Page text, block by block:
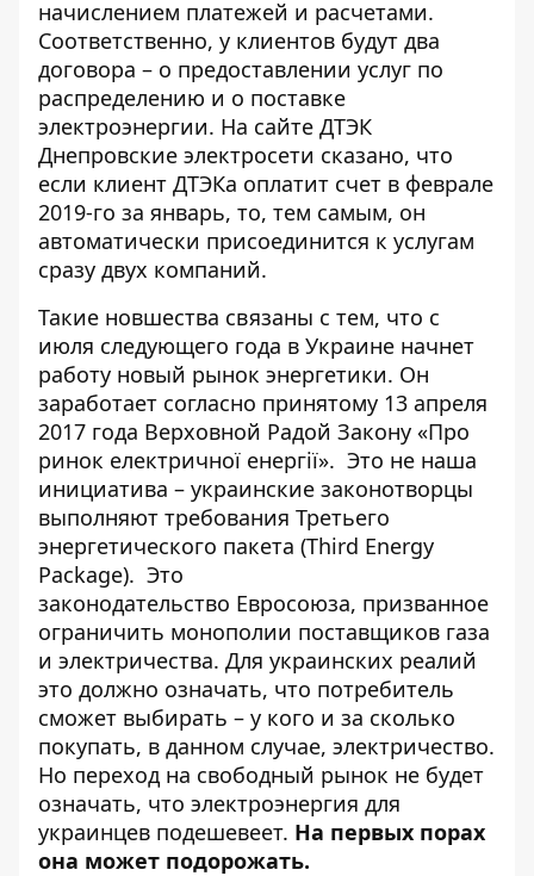
начислением платежей и расчетами.
Соответственно, у клиентов будут два
договора – о предоставлении услуг по
распределению и о поставке
электроэнергии. На сайте ДТЭК
Днепровские электросети сказано, что
если клиент ДТЭКа оплатит счет в феврале
2019-го за январь, то, тем самым, он
автоматически присоединится к услугам
сразу двух компаний.
Такие новшества связаны с тем, что с
июля следующего года в Украине начнет
работу новый рынок энергетики. Он
заработает согласно принятому 13 апреля
2017 года Верховной Радой Закону «Про
ринок електричної енергії». Это не наша
инициатива – украинские законотворцы
выполняют требования Третьего
энергетического пакета (Third Energy
Package). Это
законодательство Евросоюза, призванное
ограничить монополии поставщиков газа
и электричества. Для украинских реалий
это должно означать, что потребитель
сможет выбирать – у кого и за сколько
покупать, в данном случае, электричество.
Но переход на свободный рынок не будет
означать, что электроэнергия для
украинцев подешевеет. На первых порах
она может подорожать.